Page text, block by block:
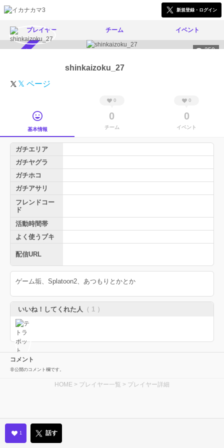
新規登録・ログイン
プレイヤー チーム イベント
259
shinkaizoku_27
𝕏 ページ
基本情報
0
0
チーム
0
0
イベント
ガチエリア
ガチヤグラ
ガチホコ
ガチアサリ
フレンドコー
ド
活動時間帯
よく使うブキ
配信URL
ゲーム垢、Splatoon2、あつもりとかとか
いいね！してくれた人 （ 1 ）
コメント
非公開のコメント欄です。
HOME > プレイヤー一覧 > プレイヤー詳細
1 話す